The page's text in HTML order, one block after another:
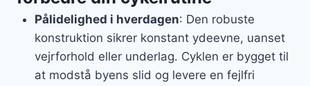
Pålidelighed i hverdagen: Den robuste
konstruktion sikrer konstant ydeevne, uanset
vejrforhold eller underlag. Cyklen er bygget til
at modstå byens slid og levere en fejlfri